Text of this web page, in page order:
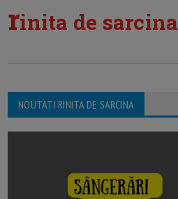
rinita de sarcina
NOUTATI RINITA DE SARCINA